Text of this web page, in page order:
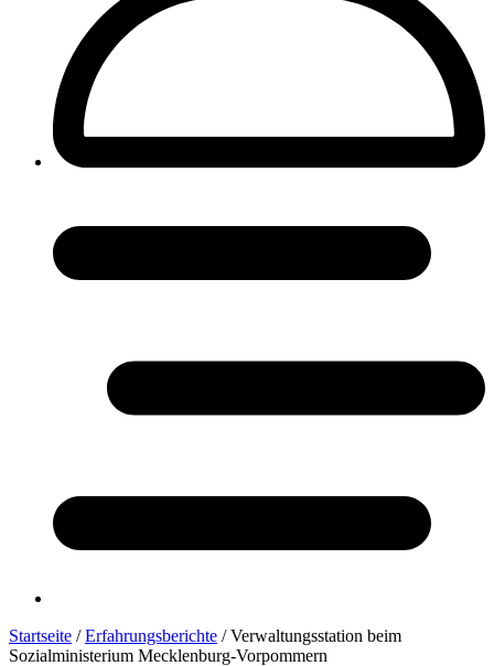
Startseite /Erfahrungsberichte /Verwaltungsstation beim
Sozialministerium Mecklenburg-Vorpommern